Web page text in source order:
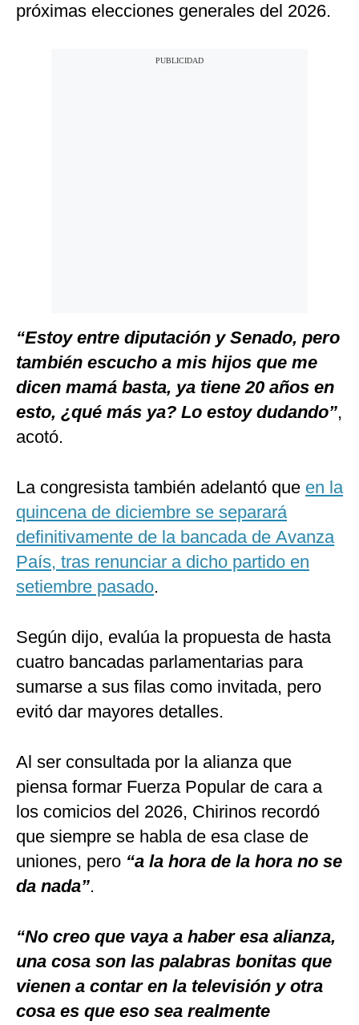
próximas elecciones generales del 2026.
“Estoy entre diputación y Senado, pero
también escucho a mis hijos que me
dicen mamá basta, ya tiene 20 años en
esto, ¿qué más ya? Lo estoy dudando”,
acotó.
La congresista también adelantó que en la
quincena de diciembre se separará
definitivamente de la bancada de Avanza
País, tras renunciar a dicho partido en
setiembre pasado.
Según dijo, evalúa la propuesta de hasta
cuatro bancadas parlamentarias para
sumarse a sus filas como invitada, pero
evitó dar mayores detalles.
Al ser consultada por la alianza que
piensa formar Fuerza Popular de cara a
los comicios del 2026, Chirinos recordó
que siempre se habla de esa clase de
uniones, pero “a la hora de la hora no se
da nada”.
“No creo que vaya a haber esa alianza,
una cosa son las palabras bonitas que
vienen a contar en la televisión y otra
cosa es que eso sea realmente